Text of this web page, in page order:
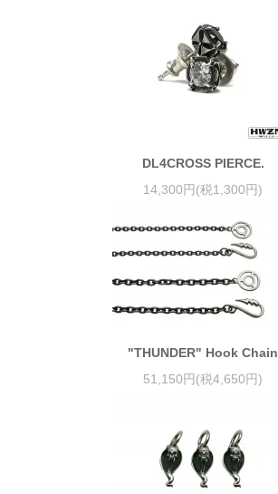
DL4CROSS PIERCE.
14,300円(税1,300円)
"THUNDER" Hook Chain
51,150円(税4,650円)